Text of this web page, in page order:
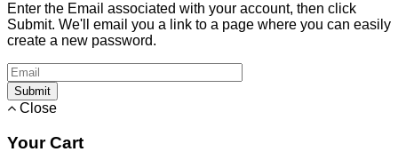
Enter the Email associated with your account, then click
Submit. We'll email you a link to a page where you can easily
create a new password.
Submit
Close
Your Cart